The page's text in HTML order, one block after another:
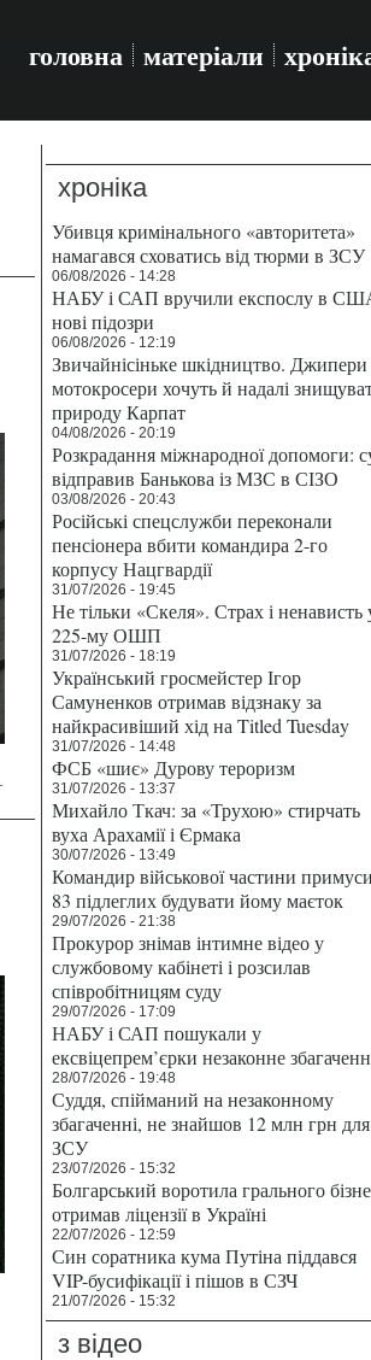
головна матеріали
хроніка
Убивця кримінального «авторитета»
намагався сховатись від тюрми в ЗСУ
06/08/2026 - 14:28
НАБУ і САП вручили експослу в
нові підозри
06/08/2026 - 12:19
Звичайнісіньке шкідництво. Джипери
мотокросери хочуть й надалі
природу Карпат
04/08/2026 - 20:19
Розкрадання міжнародної допомоги:
відправив Банькова із МЗС в СІЗО
03/08/2026 - 20:43
Російські спецслужби переконали
пенсіонера вбити командира 2-го
корпусу Нацгвардії
31/07/2026 - 19:45
Не тільки «Скеля». Страх і ненависть
225-му ОШП
31/07/2026 - 18:19
Український гросмейстер Ігор
Самуненков отримав відзнаку за
найкрасивіший хід на Titled Tuesday
31/07/2026 - 14:48
ФСБ «шиє» Дурову тероризм
31/07/2026 - 13:37
Михайло Ткач: за «Трухою» стирчать
вуха Арахамії і Єрмака
30/07/2026 - 13:49
Командир військової частини
83 підлеглих будувати йому маєток
29/07/2026 - 21:38
Прокурор знімав інтимне відео у
службовому кабінеті і розсилав
співробітницям суду
29/07/2026 - 17:09
НАБУ і САП пошукали у
ексвіцепрем’єрки незаконне
28/07/2026 - 19:48
Суддя, спійманий на незаконному
збагаченні, не знайшов 12 млн грн для
ЗСУ
23/07/2026 - 15:32
Болгарський воротила грального
отримав ліцензії в Україні
22/07/2026 - 12:59
Син соратника кума Путіна піддався
VIP-бусифікації і пішов в СЗЧ
21/07/2026 - 15:32
з відео